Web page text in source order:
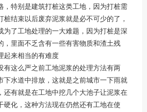
，特别是建筑打桩这类工地，因为打桩需
桩结束以后废弃泥浆就是必不可少的了，
为了工地处理的一大难题，因为打桩是深
，里面不乏含有一些有害物质和渣土残
起来相当的有难度
有这么严之前工地泥浆的处理方法有两
下水道中排放，这就是之前城市一下雨就
还有就是在工地中挖几个大池子让泥浆在
硬化，这种方法现在仍然还有工地在使